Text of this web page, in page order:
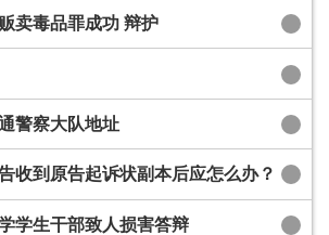
卖毒品罪成功 辩护
警察大队地址
收到原告起诉状副本后应怎么办？
学生干部致人损害答辩